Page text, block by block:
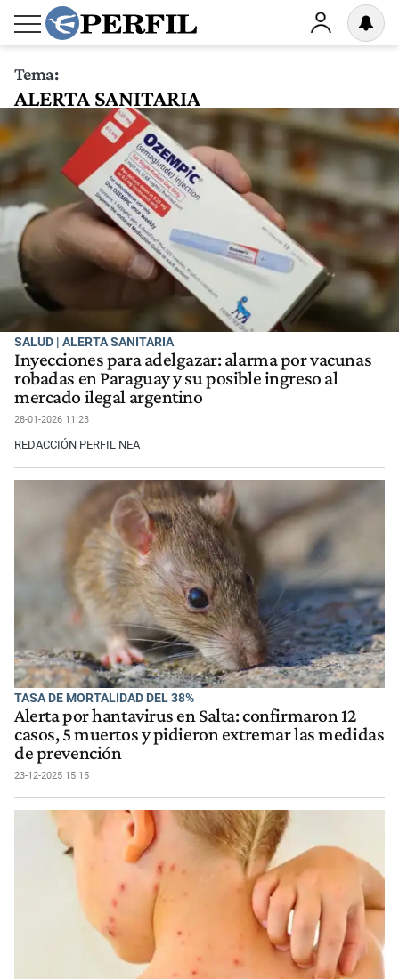
Tema:
ALERTA SANITARIA
SALUD | ALERTA SANITARIA
Inyecciones para adelgazar: alarma por vacunas
robadas en Paraguay y su posible ingreso al
mercado ilegal argentino
28-01-2026 11:23
REDACCIÓN PERFIL NEA
TASA DE MORTALIDAD DEL 38%
Alerta por hantavirus en Salta: confirmaron 12
casos, 5 muertos y pidieron extremar las medidas
de prevención
23-12-2025 15:15